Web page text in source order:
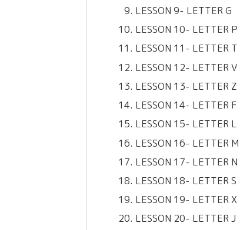
LESSON 9- LETTER G
LESSON 10- LETTER P
LESSON 11- LETTER T
LESSON 12- LETTER V
LESSON 13- LETTER Z
LESSON 14- LETTER F
LESSON 15- LETTER L
LESSON 16- LETTER M
LESSON 17- LETTER N
LESSON 18- LETTER S
LESSON 19- LETTER X
LESSON 20- LETTER J